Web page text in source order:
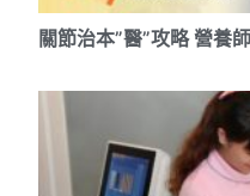
關節治本”醫”攻略 營養